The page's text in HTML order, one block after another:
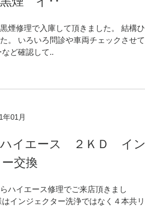
煙修理で入庫して頂きました。 結構ひ
。 いろいろ問診や車両チェックさせて
ど確認して..
01月
ハイエース ２ＫＤ イン
交換
ハイエース修理でご来店頂きまし
インジェクター洗浄ではなく４本共リ